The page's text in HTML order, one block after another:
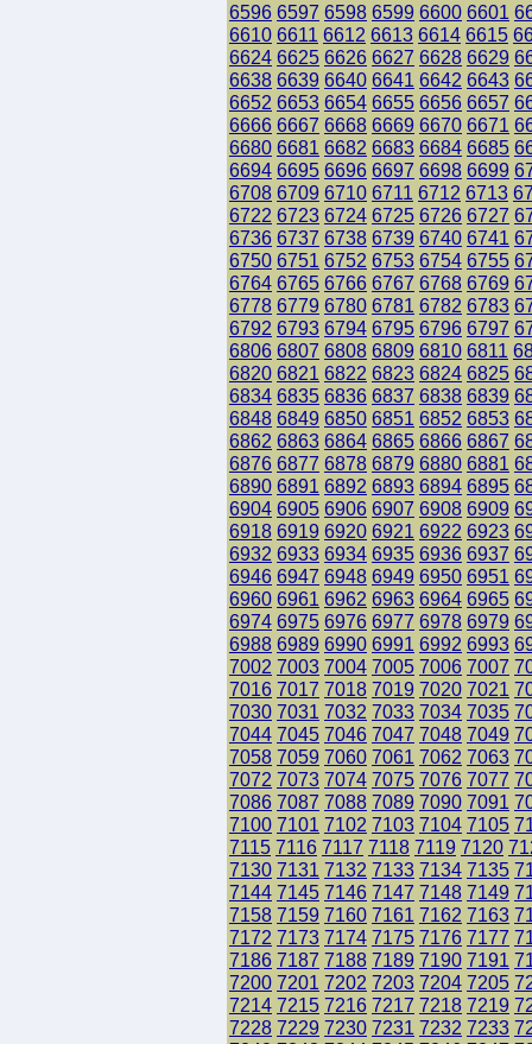
6596 6597 6598 6599 6600 6601
6610 6611 6612 6613 6614 6615
6624 6625 6626 6627 6628 6629
6638 6639 6640 6641 6642 6643
6652 6653 6654 6655 6656 6657
6666 6667 6668 6669 6670 6671
6680 6681 6682 6683 6684 6685
6694 6695 6696 6697 6698 6699
6708 6709 6710 6711 6712 6713
6722 6723 6724 6725 6726 6727
6736 6737 6738 6739 6740 6741
6750 6751 6752 6753 6754 6755
6764 6765 6766 6767 6768 6769
6778 6779 6780 6781 6782 6783
6792 6793 6794 6795 6796 6797
6806 6807 6808 6809 6810 6811
6820 6821 6822 6823 6824 6825
6834 6835 6836 6837 6838 6839
6848 6849 6850 6851 6852 6853
6862 6863 6864 6865 6866 6867
6876 6877 6878 6879 6880 6881
6890 6891 6892 6893 6894 6895
6904 6905 6906 6907 6908 6909
6918 6919 6920 6921 6922 6923
6932 6933 6934 6935 6936 6937
6946 6947 6948 6949 6950 6951
6960 6961 6962 6963 6964 6965
6974 6975 6976 6977 6978 6979
6988 6989 6990 6991 6992 6993
7002 7003 7004 7005 7006 7007
7016 7017 7018 7019 7020 7021
7030 7031 7032 7033 7034 7035
7044 7045 7046 7047 7048 7049
7058 7059 7060 7061 7062 7063
7072 7073 7074 7075 7076 7077
7086 7087 7088 7089 7090 7091
7100 7101 7102 7103 7104 7105
7115 7116 7117 7118 7119 7120
7130 7131 7132 7133 7134 7135
7144 7145 7146 7147 7148 7149
7158 7159 7160 7161 7162 7163
7172 7173 7174 7175 7176 7177
7186 7187 7188 7189 7190 7191
7200 7201 7202 7203 7204 7205
7214 7215 7216 7217 7218 7219
7228 7229 7230 7231 7232 7233